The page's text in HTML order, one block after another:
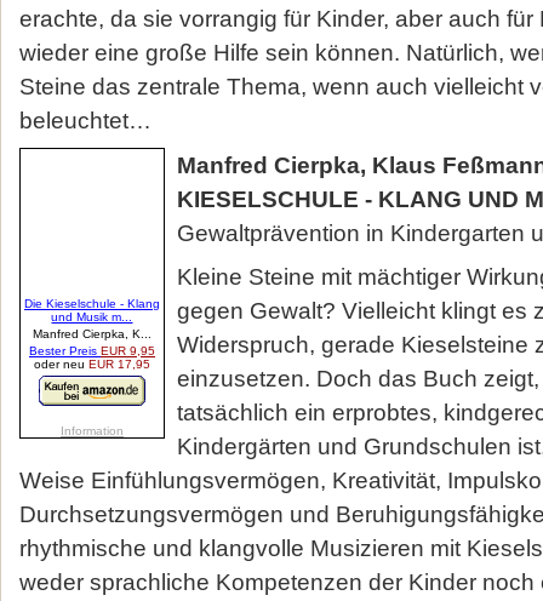
erachte, da sie vorrangig für Kinder, aber auch
wieder eine große Hilfe sein können. Natürlich,
Steine das zentrale Thema, wenn auch vielleicht
beleuchtet…
Manfred Cierpka, Klaus
KIESELSCHULE - KLANG UND
Gewaltprävention in Kindergarten
Kleine Steine mit mächtiger
gegen Gewalt? Vielleicht klingt es
Widerspruch, gerade Kieselsteine
einzusetzen. Doch das Buch
tatsächlich ein erprobtes,
Kindergärten und Grundschulen
Weise Einfühlungsvermögen, Kreativität,
Durchsetzungsvermögen und
rhythmische und klangvolle Musizieren mit
weder sprachliche Kompetenzen der Kinder noch